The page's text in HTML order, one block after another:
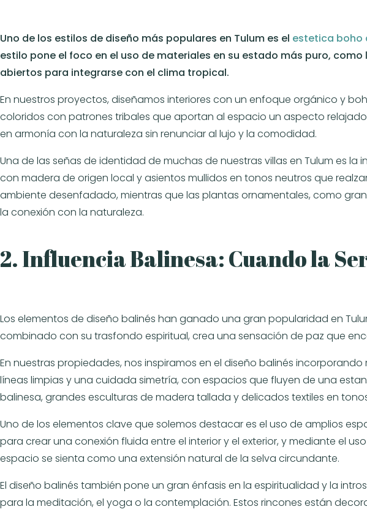
Uno de los estilos de diseño más populares en Tulum es el estetica boho
estilo pone el foco en el uso de materiales en su estado más puro,
abiertos para integrarse con el clima tropical.
En nuestros proyectos, diseñamos interiores con un enfoque orgánico y
coloridos con patrones tribales que aportan al espacio un aspecto
en armonía con la naturaleza sin renunciar al lujo y la comodidad.
Una de las señas de identidad de muchas de nuestras villas en Tulum es
con madera de origen local y asientos mullidos en tonos neutros que
ambiente desenfadado, mientras que las plantas ornamentales, como
la conexión con la naturaleza.
2. Influencia Balinesa: Cuando la
Los elementos de diseño balinés han ganado una gran popularidad en
combinado con su trasfondo espiritual, crea una sensación de paz que
En nuestras propiedades, nos inspiramos en el diseño balinés
líneas limpias y una cuidada simetría, con espacios que fluyen de una
balinesa, grandes esculturas de madera tallada y delicados textiles en
Uno de los elementos clave que solemos destacar es el uso de amplios
para crear una conexión fluida entre el interior y el exterior, y mediante el
espacio se sienta como una extensión natural de la selva circundante.
El diseño balinés también pone un gran énfasis en la espiritualidad y la
para la meditación, el yoga o la contemplación. Estos rincones están